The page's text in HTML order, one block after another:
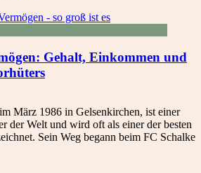
Gehalt, Einkommen und
März 1986 in Gelsenkirchen, ist einer
der Welt und wird oft als einer der besten
Sein Weg begann beim FC Schalke